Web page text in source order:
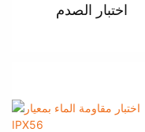
اختبار الصدم